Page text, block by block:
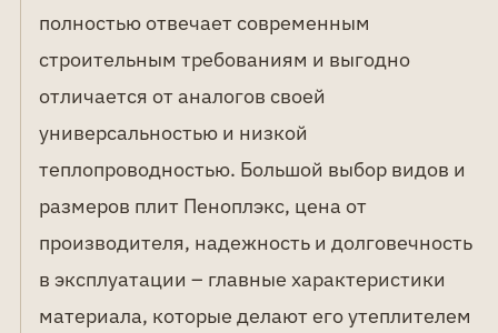
полностью отвечает современным
строительным требованиям и выгодно
отличается от аналогов своей
универсальностью и низкой
теплопроводностью. Большой выбор видов и
размеров плит Пеноплэкс, цена от
производителя, надежность и долговечность
в эксплуатации – главные характеристики
материала, которые делают его утеплителем